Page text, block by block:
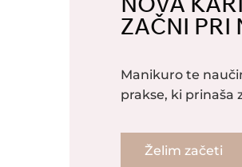
ZAČNI PRI
Manikuro te
prakse, ki prinaša
Želim začeti